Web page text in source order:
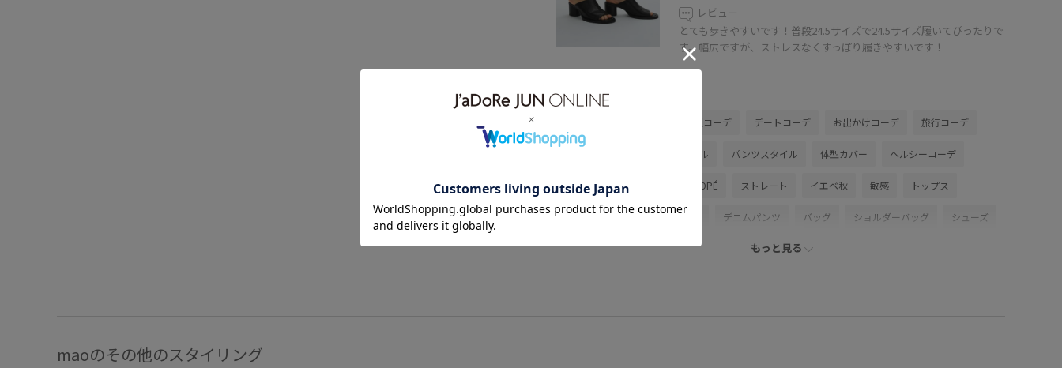
レビュー
とても歩きやすいです！普段24.5サイズで24.5サイズ履いてぴったりで
す。幅広ですが、ストレスなくすっぽり履きやすいです！
夏コーデ デートコーデ お出かけコーデ 旅行コーデ
大人カジュアル パンツスタイル 体型カバー ヘルシーコーデ
シンプルコーデ ADAM ET ROPÉ ストレート イエベ秋 敏感 トップス
Tシャツ/カットソー パンツ デニムパンツ バッグ ショルダーバッグ シューズ
サンダル BOM06120 GAA05131 GAS76030
もっと見る
maoのその他のスタイリング